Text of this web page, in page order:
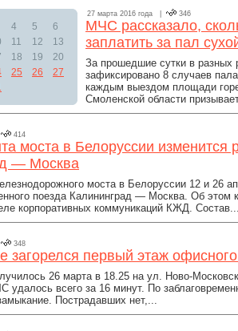
4 5
6
11 12
13
18 19
20
25 26
27
27 марта 2016 года | 346
МЧС рассказало,
заплатить за пал
За прошедшие сутки в
зафиксировано 8 случаев
каждым выездом площади
Смоленской области
414
моста в Белоруссии изменится
— Москва
моста в Белоруссии 12 и 26
поезда Калининград — Москва. Об этом
корпоративных коммуникаций КЖД. Состав...
348
загорелся первый этаж
26 марта в 18.25 на ул. Ново-
удалось всего за 16 минут. По
Пострадавших нет,...